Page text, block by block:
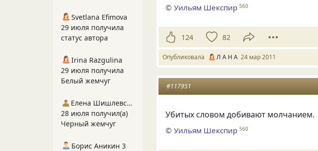
©Уильям Шекспир 560
124 82
Опубликовала Л А Н А 24 мар 2011
#117951
Убитых словом добивают молчанием.
©Уильям Шекспир 560
Svetlana Efimova
29 июля получила
статус автора
Irina Razgulina
29 июля получила
Белый жемчуг
Елена Шишлевская
28 июля получил(а)
Черный жемчуг
Борис Аникин 3